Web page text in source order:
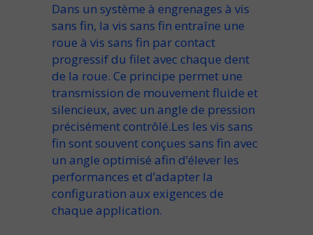
Dans un système à engrenages à vis
sans fin, la vis sans fin entraîne une
roue à vis sans fin par contact
progressif du filetavec chaque dent
de la roue. Ce principe permet une
transmission de mouvementfluide et
silencieux, avec un angle de pression
précisément contrôlé.Les les vis sans
fin sont souvent conçues sans fin avec
un angle optimisé afin d’élever les
performances et d’adapter la
configuration aux exigences de
chaque application.